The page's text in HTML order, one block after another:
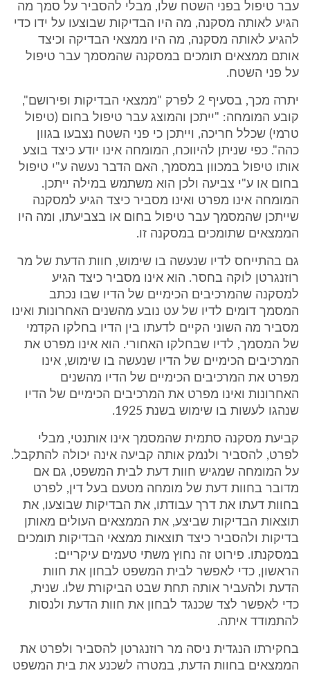
עבר טיפול בפני השטח שלו, מבלי להסביר על סמך מה
הגיע לאותה מסקנה, מה היו הבדיקות שבוצעו על ידו כדי
להגיע לאותה מסקנה, מה היו ממצאי הבדיקה וכיצד
אותם ממצאים תומכים במסקנה שהמסמך עבר טיפול
על פני השטח.
יתרה מכך, בסעיף 2 לפרק "ממצאי הבדיקות ופירושם",
קובע המומחה: "ייתכן והמוצג עבר טיפול בחום (טיפול
טרמי) שכלל חריכה, וייתכן כי פני השטח נצבעו בגוון
כהה". כפי שניתן להיווכח, המומחה אינו יודע כיצד בוצע
אותו טיפול במכוון במסמך, האם הדבר נעשה ע"י טיפול
בחום או ע"י צביעה ולכן הוא משתמש במילה ייתכן.
המומחה אינו מפרט ואינו מסביר כיצד הגיע למסקנה
שייתכן שהמסמך עבר טיפול בחום או בצביעתו, ומה היו
הממצאים שתומכים במסקנה זו.
גם בהתייחס לדיו שנעשה בו שימוש, חוות הדעת של מר
רוזנגרטן לוקה בחסר. הוא אינו מסביר כיצד הגיע
למסקנה שהמרכיבים הכימיים של הדיו שבו נכתב
המסמך דומים לדיו של עט נובע מהשנים האחרונות ואינו
מסביר מה השוני הקיים לדעתו בין הדיו בחלקו הקדמי
של המסמך, לדיו שבחלקו האחורי. הוא אינו מפרט את
המרכיבים הכימיים של הדיו שנעשה בו שימוש, אינו
מפרט את המרכיבים הכימיים של הדיו מהשנים
האחרונות ואינו מפרט את המרכיבים הכימיים של הדיו
שנהגו לעשות בו שימוש בשנת 1925.
קביעת מסקנה סתמית שהמסמך אינו אותנטי, מבלי
לפרט, להסביר ולנמק אותה קביעה אינה יכולה להתקבל.
על המומחה שמגיש חוות דעת לבית המשפט, גם אם
מדובר בחוות דעת של מומחה מטעם בעל דין, לפרט
בחוות דעתו את דרך עבודתו, את הבדיקות שבוצעו, את
תוצאות הבדיקות שביצע, את הממצאים העולים מאותן
בדיקות ולהסביר כיצד תוצאות ממצאי הבדיקות תומכים
במסקנתו. פירוט זה נחוץ משתי טעמים עיקריים:
הראשון, כדי לאפשר לבית המשפט לבחון את חוות
הדעת ולהעביר אותה תחת שבט הביקורת שלו. שנית,
כדי לאפשר לצד שכנגד לבחון את חוות הדעת ולנסות
להתמודד איתה.
בחקירתו הנגדית ניסה מר רוזנגרטן להסביר ולפרט את
הממצאים בחוות הדעת, במטרה לשכנע את בית המשפט